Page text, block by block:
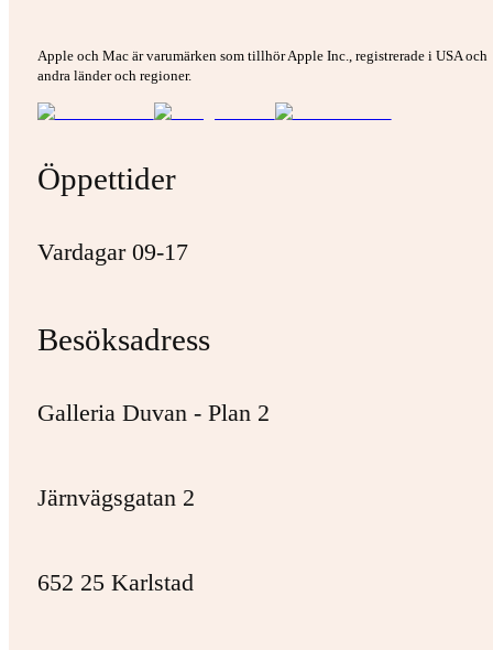
Apple och Mac är varumärken som tillhör Apple Inc., registrerade i USA och
andra länder och regioner.
Öppettider
Vardagar 09-17
Besöksadress
Galleria Duvan - Plan 2
Järnvägsgatan 2
652 25 Karlstad